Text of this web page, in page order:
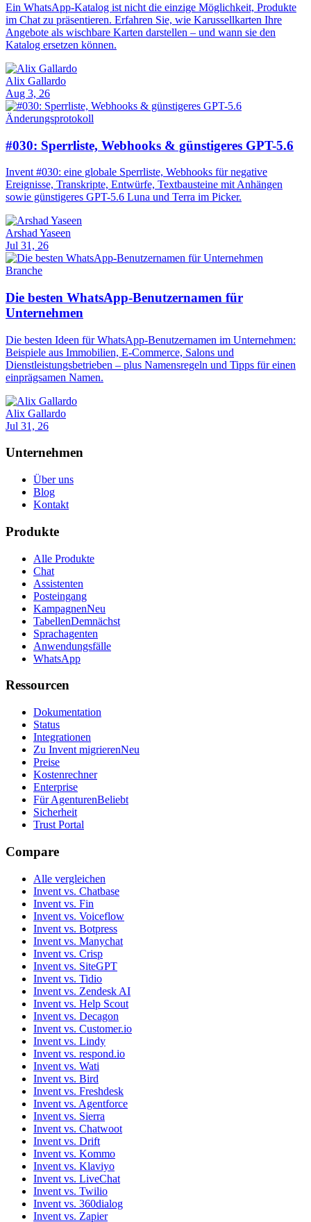
Ein WhatsApp-Katalog ist nicht die einzige Möglichkeit, Produkte
im Chat zu präsentieren. Erfahren Sie, wie Karussellkarten Ihre
Angebote als wischbare Karten darstellen – und wann sie den
Katalog ersetzen können.
Alix Gallardo
Aug 3, 26
Änderungsprotokoll
#030: Sperrliste, Webhooks & günstigeres GPT-5.6
Invent #030: eine globale Sperrliste, Webhooks für negative
Ereignisse, Transkripte, Entwürfe, Textbausteine mit Anhängen
sowie günstigeres GPT-5.6 Luna und Terra im Picker.
Arshad Yaseen
Jul 31, 26
Branche
Die besten WhatsApp-Benutzernamen für
Unternehmen
Die besten Ideen für WhatsApp-Benutzernamen im Unternehmen:
Beispiele aus Immobilien, E-Commerce, Salons und
Dienstleistungsbetrieben – plus Namensregeln und Tipps für einen
einprägsamen Namen.
Alix Gallardo
Jul 31, 26
Unternehmen
Über uns
Blog
Kontakt
Produkte
Alle Produkte
Chat
Assistenten
Posteingang
KampagnenNeu
TabellenDemnächst
Sprachagenten
Anwendungsfälle
WhatsApp
Ressourcen
Dokumentation
Status
Integrationen
Zu Invent migrierenNeu
Preise
Kostenrechner
Enterprise
Für AgenturenBeliebt
Sicherheit
Trust Portal
Compare
Alle vergleichen
Invent vs. Chatbase
Invent vs. Fin
Invent vs. Voiceflow
Invent vs. Botpress
Invent vs. Manychat
Invent vs. Crisp
Invent vs. SiteGPT
Invent vs. Tidio
Invent vs. Zendesk AI
Invent vs. Help Scout
Invent vs. Decagon
Invent vs. Customer.io
Invent vs. Lindy
Invent vs. respond.io
Invent vs. Wati
Invent vs. Bird
Invent vs. Freshdesk
Invent vs. Agentforce
Invent vs. Sierra
Invent vs. Chatwoot
Invent vs. Drift
Invent vs. Kommo
Invent vs. Klaviyo
Invent vs. LiveChat
Invent vs. Twilio
Invent vs. 360dialog
Invent vs. Zapier